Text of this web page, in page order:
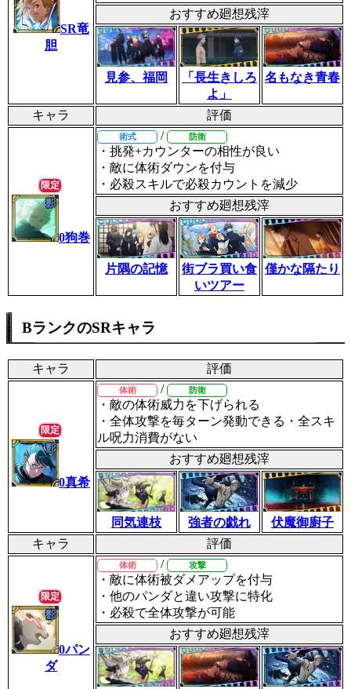
SR竜
胆
おすすめ廻想残滓
見参、福岡
「長生きしろ
よ」
名もなき青春
キャラ 評価
限定
0狗巻
術式 / 防衛
・挑発+カウンターの相性が良い
・敵に体術ダウンを付与
・必殺スキルで必殺カウントを減少
おすすめ廻想残滓
片隅の記憶
街ブラ買い食
いツアー
僅かな隔たり
BランクのSRキャラ
キャラ 評価
限定
0真希
体術 / 防衛
・敵の体術威力を下げられる
・全体攻撃を毎ターン発動できる ・全スキ
ル呪力消費がない
おすすめ廻想残滓
同気連枝 強者の戯れ
伏魔御廚子
キャラ
評価
限定
0パン
ダ
体術 / 攻撃
・敵に体術被ダメアップを付与
・他のパンダと違い攻撃に特化
・必殺で全体攻撃が可能
おすすめ廻想残滓